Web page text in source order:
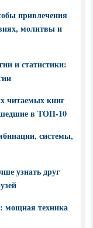
привлечения
молитвы и
и статистики:
читаемых книг
в ТОП-10
системы,
узнать друг
мощная техника